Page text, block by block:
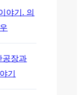
야기. 의
공장과
기